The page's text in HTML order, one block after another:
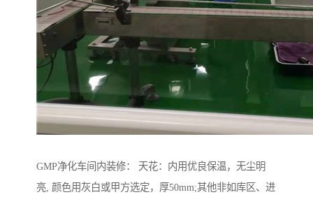
GMP净化车间内装修： 天花：内用优良保温，无尘明
亮, 颜色用灰白或甲方选定，厚50mm;其他非如库区、进